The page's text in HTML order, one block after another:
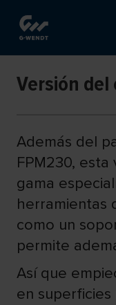
Versión del
Además del
FPM230,
gama
herramientas
como un
permite
Así que
en